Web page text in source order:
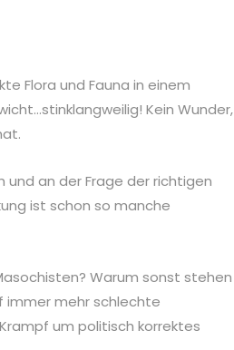
Flora und Fauna in einem
Kein Wunder,
und an der Frage der richtigen
ist schon so manche
Warum sonst stehen
immer mehr schlechte
um politisch korrektes